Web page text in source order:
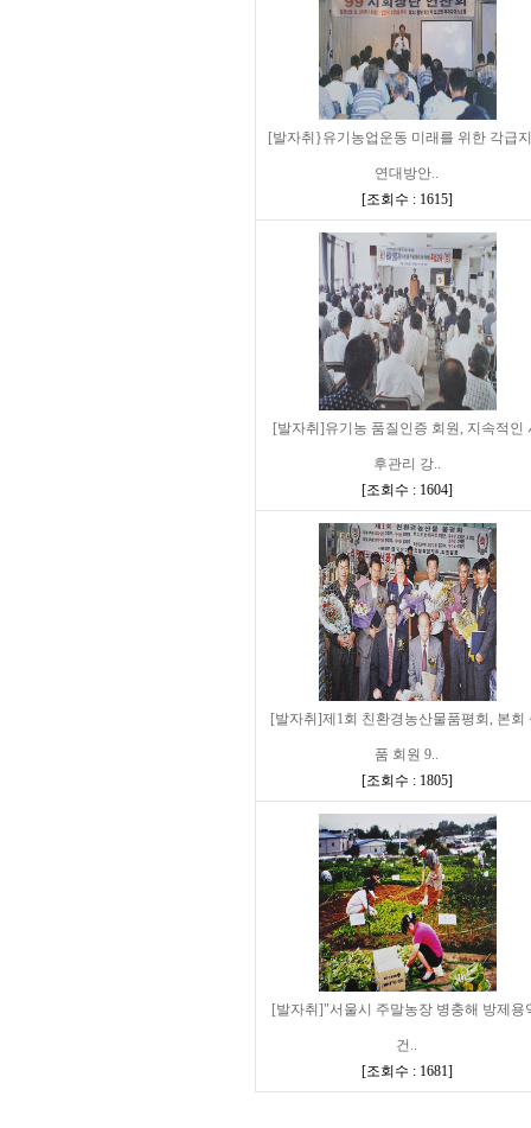
[발자취}유기농업운동 미래를 위한 각급
연대방안..
[조회수 : 1615]
[발자취]유기농 품질인증 회원, 지속적인
후관리 강..
[조회수 : 1604]
[발자취]제1회 친환경농산물품평회, 본회
품 회원 9..
[조회수 : 1805]
[발자취]"서울시 주말농장 병충해 방제용
건..
[조회수 : 1681]